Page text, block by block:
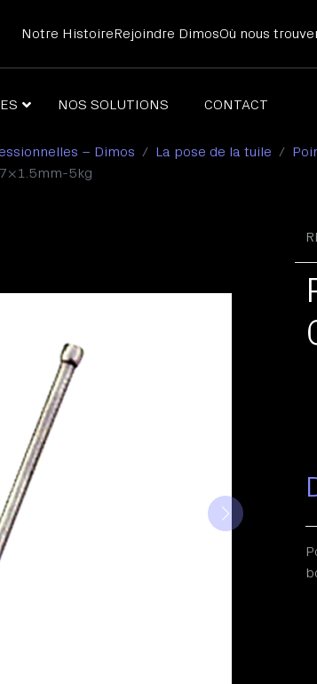
Notre HistoireRejoindre DimosOù nous
Crochets ardoises
NOS SOLUTIONS CONTACT
– Dimos La pose de la tuile
5kg